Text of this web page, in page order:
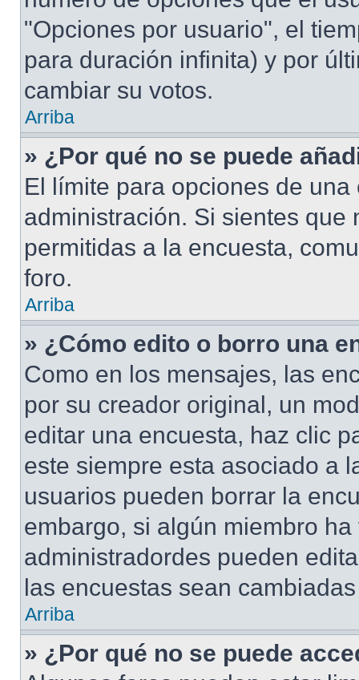
"Opciones por usuario", el
para duración infinita) y por
cambiar su votos.
Arriba
» ¿Por qué no se puede
El límite para opciones de
administración. Si sientes
permitidas a la encuesta,
foro.
Arriba
» ¿Cómo edito o borro una
Como en los mensajes, las
por su creador original, un
editar una encuesta, haz clic
este siempre esta asociado a
usuarios pueden borrar la
embargo, si algún miembro
administradordes pueden
las encuestas sean
Arriba
» ¿Por qué no se puede